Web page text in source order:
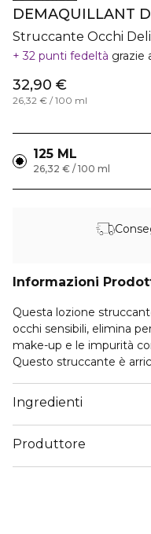
DEMAQUILLANT
Struccante Occhi
32 punti fedeltà grazie
32,90 €
26,32 € / 100 ml
125 ML
26,32 € / 100 ml
Informazioni
Questa lozione
occhi sensibili, elimina
make-up e le impurità
Questo struccante è
Clarins e con estratto di
contorno occhi. Ideale
occhi.
Il suo punto di forza: è
Ingredienti
Produttore